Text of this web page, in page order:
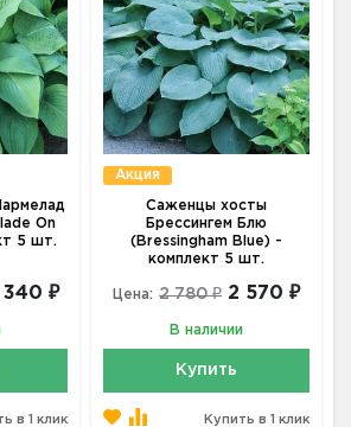
On
5 шт.
340 ₽
в 1 клик
Акция
Саженцы хосты
Брессингем Блю
(Bressingham Blue) -
комплект 5 шт.
Цена: 2 780 ₽ 2 570 ₽
В наличии
Купить
Купить в 1 клик